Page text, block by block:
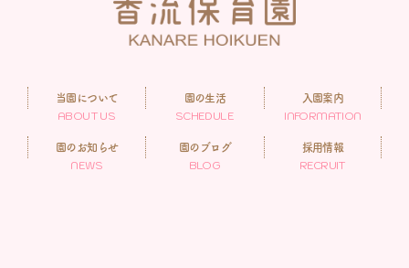
当園について
ABOUT US
園の生活
SCHEDULE
入園案内
INFORMATION
園のお知らせ
NEWS
園のブログ
BLOG
採用情報
RECRUIT